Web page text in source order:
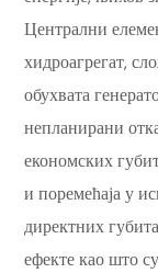
Централни
хидроагрегат,
обухвата
непланирани
економских
и поремећаја у
директних
ефекте као што